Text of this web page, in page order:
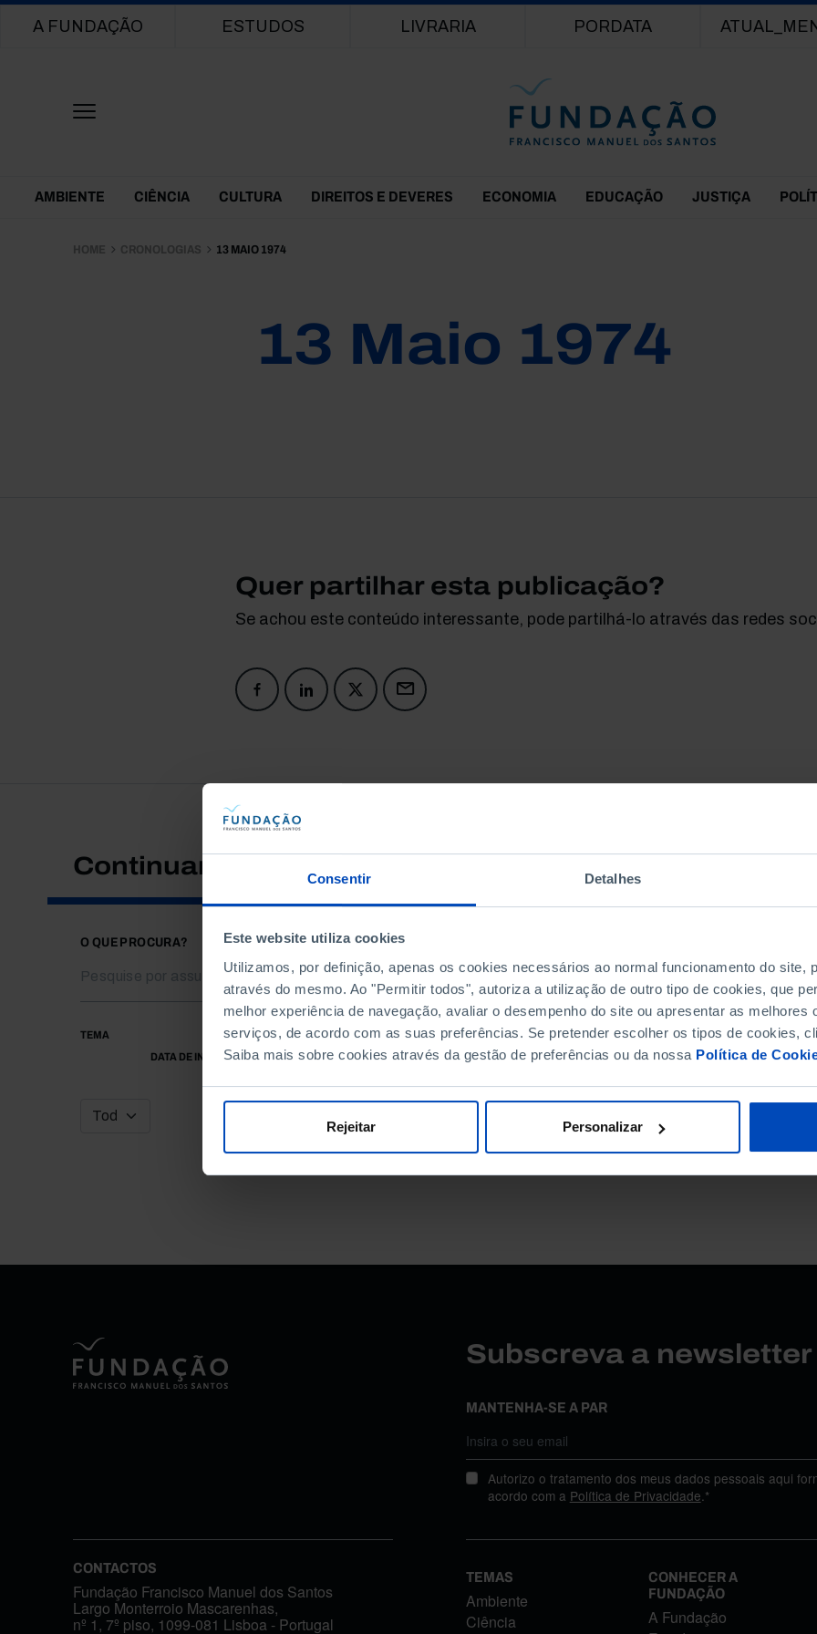
Consentir Detalhes
Este website utiliza cookies
Utilizamos, por definição, apenas os cookies necessários ao normal funcionamento do site,
através do mesmo. Ao "Permitir todos", autoriza a utilização de outro tipo de cookies, que
melhor experiência de navegação, avaliar o desempenho do site ou apresentar as melhores
serviços, de acordo com as suas preferências. Se pretender escolher os tipos de cookies,
Saiba mais sobre cookies através da gestão de preferências ou da nossa Política de
Rejeitar Personalizar
Main navigation
A FUNDAÇÃO ESTUDOS LIVRARIA PORDATA
Themes Menu
AMBIENTE CIÊNCIA CULTURA DIREITOS E DEVERES ECONOMIA EDUCAÇÃO JUSTIÇA
HOME CRONOLOGIAS 13 MAIO 1974
13 Maio 1974
Quer partilhar esta publicação?
Se achou este conteúdo interessante, pode partilhá-lo através das redes
Continuar a pesquisar
O QUE PROCURA?
TEMA
DATA DE INÍCIO
DATA DE FIM
Subscreva a
MANTENHA-SE A PAR
Autorizo o tratamento dos meus dados pessoais aqui
acordo com a Política de Privacidade.*
CONTACTOS
Fundação Francisco Manuel dos Santos
Largo Monterroio Mascarenhas,
nº 1, 7º piso, 1099-081 Lisboa - Portugal
TEMAS
Ambiente
Ciência
CONHECER A
FUNDAÇÃO
A Fundação